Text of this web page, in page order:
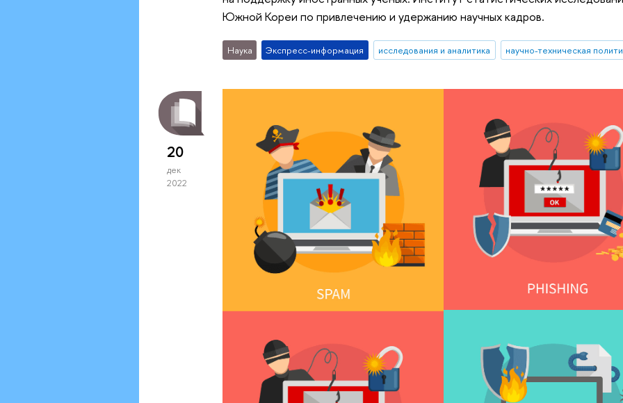
Южной Кореи по привлечению и удержанию научных кадров.
Наука Экспресс-информация исследования и аналитика научно-техническая
20
дек
2022